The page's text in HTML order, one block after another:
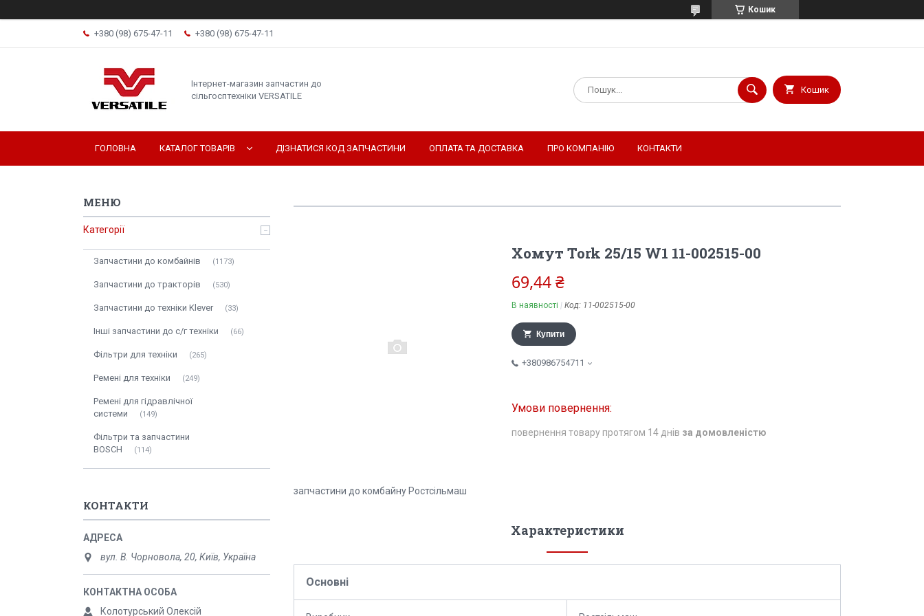
Кошик
+380 (98) 675-47-11 +380 (98) 675-47-11
Інтернет-магазин запчастин до
сільгосптехніки VERSATILE
Кошик
ГОЛОВНА КАТАЛОГ ТОВАРІВ ДІЗНАТИСЯ КОД ЗАПЧАСТИНИ ОПЛАТА ТА ДОСТАВКА ПРО КОМПАНІЮ КОНТАКТИ
Хомут Tork 25/15 W1 11-002515-00
69,44 ₴
В наявності Код: 11-002515-00
Купити
+380986754711
повернення товару протягом 14 днів за домовленістю
запчастини до комбайну Ростсільмаш
Характеристики
Основні
Категорії
Запчастини до комбайнів 1173
Запчастини до тракторів 530
Запчастини до техніки Klever 33
Інші запчастини до с/г техніки 66
Фільтри для техніки 265
Ремені для техніки 249
Ремені для гідравлічної
системи
149
Фільтри та запчастини
BOSCH
114
КОНТАКТИ
вул. В. Чорновола, 20, Київ, Україна
Колотурський Олексій